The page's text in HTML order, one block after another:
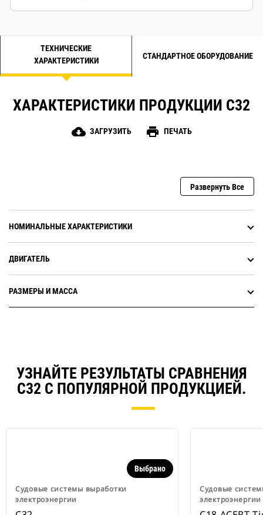
ТЕХНИЧЕСКИЕ
ХАРАКТЕРИСТИКИ
СТАНДАРТНОЕ ОБОРУДОВАНИЕ
ХАРАКТЕРИСТИКИ ПРОДУКЦИИ C32
cloud_download ЗАГРУЗИТЬ print ПЕЧАТЬ
Развернуть Все
НОМИНАЛЬНЫЕ ХАРАКТЕРИСТИКИ
ДВИГАТЕЛЬ
РАЗМЕРЫ И МАССА
УЗНАЙТЕ РЕЗУЛЬТАТЫ СРАВНЕНИЯ
C32 С ПОПУЛЯРНОЙ ПРОДУКЦИЕЙ.
Судовые системы выработки
электроэнергии
Выбрано
Судовые
электроэнергии